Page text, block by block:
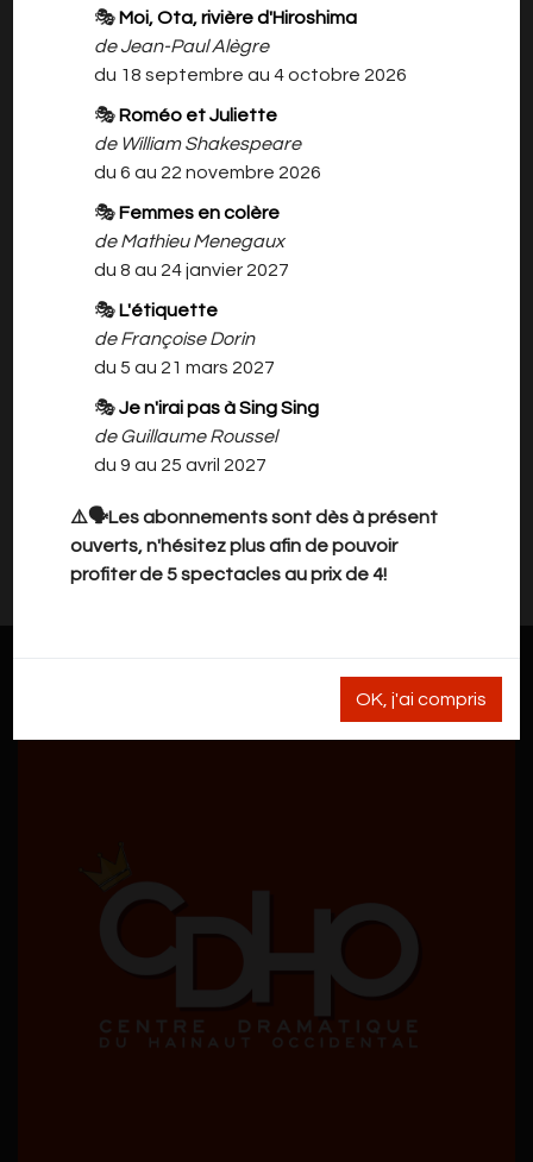
🎭 Moi, Ota, rivière d'Hiroshima
de Jean-Paul Alègre
du 18 septembre au 4 octobre 2026
🎭 Roméo et Juliette
de William Shakespeare
du 6 au 22 novembre 2026
🎭 Femmes en colère
de Mathieu Menegaux
du 8 au 24 janvier 2027
🎭 L'étiquette
de Françoise Dorin
du 5 au 21 mars 2027
🎭Je n'irai pas à Sing Sing
de Guillaume Roussel
du 9 au 25 avril 2027
⚠️🗣️Les abonnements sont dès à présent
ouverts, n'hésitez plus afin de pouvoir
profiter de 5 spectacles au prix de 4!
OK, j'ai compris
"Imaginez à présent...que, par une sorte de
magie inexplicable, il soit possible d'échanger
les rôles. Qu'en prenant mon chapeau, par
exemple, vous preniez en même temps mon
à la maison, ma femme vous embrasse comme
malentendus pour certains, exploitables pour
d’autres... Restez attentif à l’accessoire: on
vous assure qu’ici, on est vraiment au Théâtre!
Charles-Henri Menival gère la très célèbre
Librairie Théâtrale, spécialisée depuis le 19e en
années, « Quiproquos » est sa première pièce.
Il n'y a rien à vous proposer pour l'instant.
Veuillez revenir plus tard.